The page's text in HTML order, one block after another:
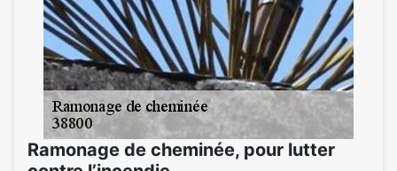
Ramonage de cheminée, pour lutter